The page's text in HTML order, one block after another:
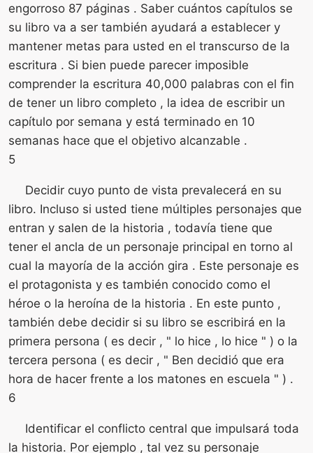
engorroso 87 páginas . Saber cuántos capítulos se
su libro va a ser también ayudará a establecer y
mantener metas para usted en el transcurso de la
escritura . Si bien puede parecer imposible
comprender la escritura 40,000 palabras con el fin
de tener un libro completo , la idea de escribir un
capítulo por semana y está terminado en 10
semanas hace que el objetivo alcanzable .
5
Decidir cuyo punto de vista prevalecerá en su
libro. Incluso si usted tiene múltiples personajes que
entran y salen de la historia , todavía tiene que
tener el ancla de un personaje principal en torno al
cual la mayoría de la acción gira . Este personaje es
el protagonista y es también conocido como el
héroe o la heroína de la historia . En este punto ,
también debe decidir si su libro se escribirá en la
primera persona ( es decir , " lo hice , lo hice " ) o la
tercera persona ( es decir , " Ben decidió que era
hora de hacer frente a los matones en escuela " ) .
6
Identificar el conflicto central que impulsará toda
la historia. Por ejemplo , tal vez su personaje